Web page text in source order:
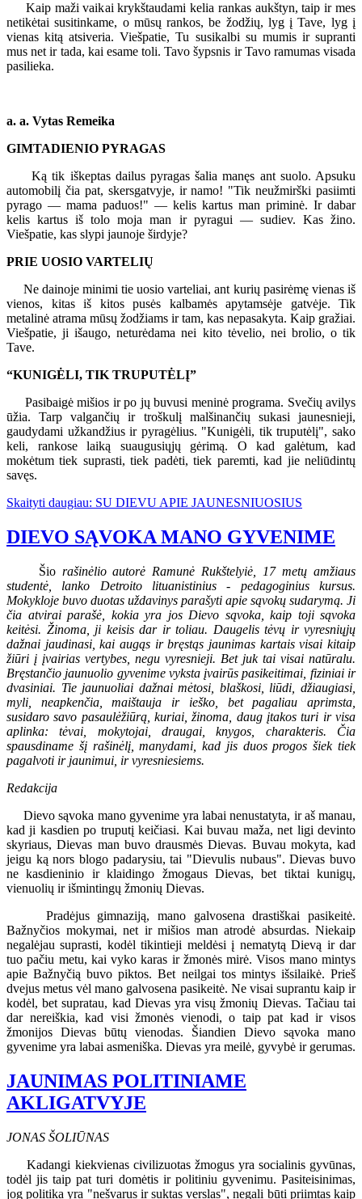
Kaip maži vaikai krykštaudami kelia rankas aukštyn, taip ir mes
netikėtai susitinkame, o mūsų rankos, be žodžių, lyg į Tave, lyg į
vienas kitą atsiveria. Viešpatie, Tu susikalbi su mumis ir supranti
mus net ir tada, kai esame toli. Tavo šypsnis ir Tavo ramumas visada
pasilieka.
a. a. Vytas Remeika
GIMTADIENIO PYRAGAS
Ką tik iškeptas dailus pyragas šalia manęs ant suolo. Apsuku
automobilį čia pat, skersgatvyje, ir namo! "Tik neužmirški pasiimti
pyrago — mama paduos!" — kelis kartus man priminė. Ir dabar
kelis kartus iš tolo moja man ir pyragui — sudiev. Kas žino.
Viešpatie, kas slypi jaunoje širdyje?
PRIE UOSIO VARTELIŲ
Ne dainoje minimi tie uosio varteliai, ant kurių pasirėmę vienas iš
vienos, kitas iš kitos pusės kalbamės apytamsėje gatvėje. Tik
metalinė atrama mūsų žodžiams ir tam, kas nepasakyta. Kaip gražiai.
Viešpatie, ji išaugo, neturėdama nei kito tėvelio, nei brolio, o tik
Tave.
“KUNIGĖLI, TIK TRUPUTĖLĮ”
Pasibaigė mišios ir po jų buvusi meninė programa. Svečių avilys
ūžia. Tarp valgančių ir troškulį malšinančių sukasi jaunesnieji,
gaudydami užkandžius ir pyragėlius. "Kunigėli, tik truputėlį", sako
keli, rankose laiką suaugusiųjų gėrimą. O kad galėtum, kad
mokėtum tiek suprasti, tiek padėti, tiek paremti, kad jie neliūdintų
savęs.
Skaityti daugiau: SU DIEVU APIE JAUNESNIUOSIUS
DIEVO SĄVOKA MANO GYVENIME
Šio rašinėlio autorė Ramunė Rukštelyiė, 17 metų amžiaus
studentė, lanko Detroito lituanistinius - pedagoginius kursus.
Mokykloje buvo duotas uždavinys parašyti apie sąvokų sudarymą. Ji
čia atvirai parašė, kokia yra jos Dievo sąvoka, kaip toji sąvoka
keitėsi. Žinoma, ji keisis dar ir toliau. Daugelis tėvų ir vyresniųjų
dažnai jaudinasi, kai augąs ir bręstąs jaunimas kartais visai kitaip
žiūri į įvairias vertybes, negu vyresnieji. Bet juk tai visai natūralu.
Bręstančio jaunuolio gyvenime vyksta įvairūs pasikeitimai, fiziniai ir
dvasiniai. Tie jaunuoliai dažnai mėtosi, blaškosi, liūdi, džiaugiasi,
myli, neapkenčia, maištauja ir ieško, bet pagaliau aprimsta,
susidaro savo pasaulėžiūrą, kuriai, žinoma, daug įtakos turi ir visa
aplinka: tėvai, mokytojai, draugai, knygos, charakteris. Čia
spausdiname šį rašinėlį, manydami, kad jis duos progos šiek tiek
pagalvoti ir jaunimui, ir vyresniesiems.
Redakcija
Dievo sąvoka mano gyvenime yra labai nenustatyta, ir aš manau,
kad ji kasdien po truputį keičiasi. Kai buvau maža, net ligi devinto
skyriaus, Dievas man buvo drausmės Dievas. Buvau mokyta, kad
jeigu ką nors blogo padarysiu, tai "Dievulis nubaus". Dievas buvo
ne kasdieninio ir klaidingo žmogaus Dievas, bet tiktai kunigų,
vienuolių ir išmintingų žmonių Dievas.
Pradėjus gimnaziją, mano galvosena drastiškai pasikeitė.
Bažnyčios mokymai, net ir mišios man atrodė absurdas. Niekaip
negalėjau suprasti, kodėl tikintieji meldėsi į nematytą Dievą ir dar
tuo pačiu metu, kai vyko karas ir žmonės mirė. Visos mano mintys
apie Bažnyčią buvo piktos. Bet neilgai tos mintys išsilaikė. Prieš
dvejus metus vėl mano galvosena pasikeitė. Ne visai suprantu kaip ir
kodėl, bet supratau, kad Dievas yra visų žmonių Dievas. Tačiau tai
dar nereiškia, kad visi žmonės vienodi, o taip pat kad ir visos
žmonijos Dievas būtų vienodas. Šiandien Dievo sąvoka mano
gyvenime yra labai asmeniška. Dievas yra meilė, gyvybė ir gerumas.
JAUNIMAS POLITINIAME
AKLIGATVYJE
JONAS ŠOLIŪNAS
Kadangi kiekvienas civilizuotas žmogus yra socialinis gyvūnas,
todėl jis taip pat turi domėtis ir politiniu gyvenimu. Pasiteisinimas,
jog politika yra "nešvarus ir suktas verslas", negali būti priimtas kaip